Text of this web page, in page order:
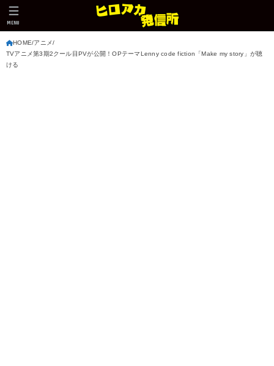
MENU
HOME アニメ
TVアニメ第3期2クール目PVが公開！OPテーマLenny code fiction「Make my story」が聴
ける